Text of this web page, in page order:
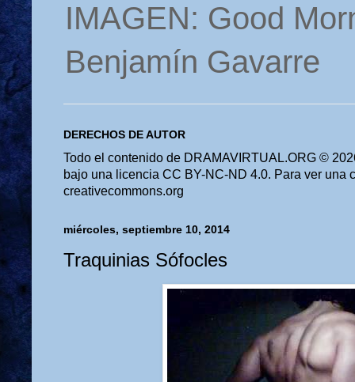
IMAGEN: Good
Benjamín Gavarre
DERECHOS DE AUTOR
Todo el contenido de DRAMAVIRTUAL.ORG ©
bajo una licencia CC BY-NC-ND 4.0. Para ver una
creativecommons.org
miércoles, septiembre 10, 2014
Traquinias Sófocles